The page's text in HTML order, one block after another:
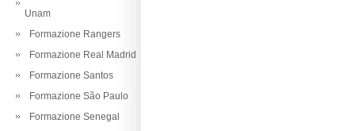
Unam
Formazione Rangers
Formazione Real Madrid
Formazione Santos
Formazione São Paulo
Formazione Senegal